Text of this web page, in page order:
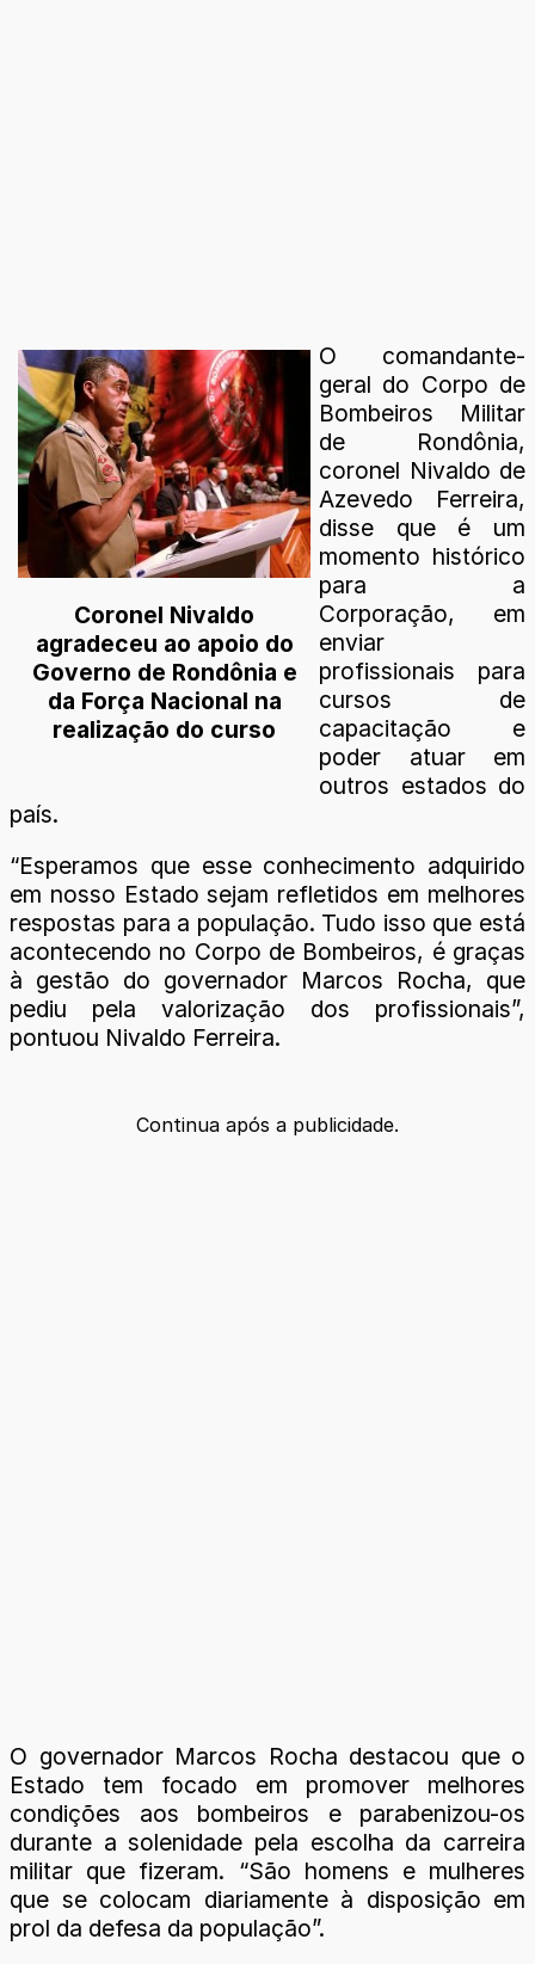
Coronel Nivaldo
agradeceu ao apoio do
Governo de Rondônia e
da Força Nacional na
realização do curso
O comandante-
geral do Corpo de
Bombeiros Militar
de Rondônia,
coronel Nivaldo de
Azevedo Ferreira,
disse que é um
momento histórico
para a
Corporação, em
enviar
profissionais para
cursos de
capacitação e
poder atuar em
outros estados do
país.
“Esperamos que esse conhecimento adquirido
em nosso Estado sejam refletidos em melhores
respostas para a população. Tudo isso que está
acontecendo no Corpo de Bombeiros, é graças
à gestão do governador Marcos Rocha, que
pediu pela valorização dos profissionais”,
pontuou Nivaldo Ferreira.
Continua após a publicidade.
O governador Marcos Rocha destacou que o
Estado tem focado em promover melhores
condições aos bombeiros e parabenizou-os
durante a solenidade pela escolha da carreira
militar que fizeram. “São homens e mulheres
que se colocam diariamente à disposição em
prol da defesa da população”.